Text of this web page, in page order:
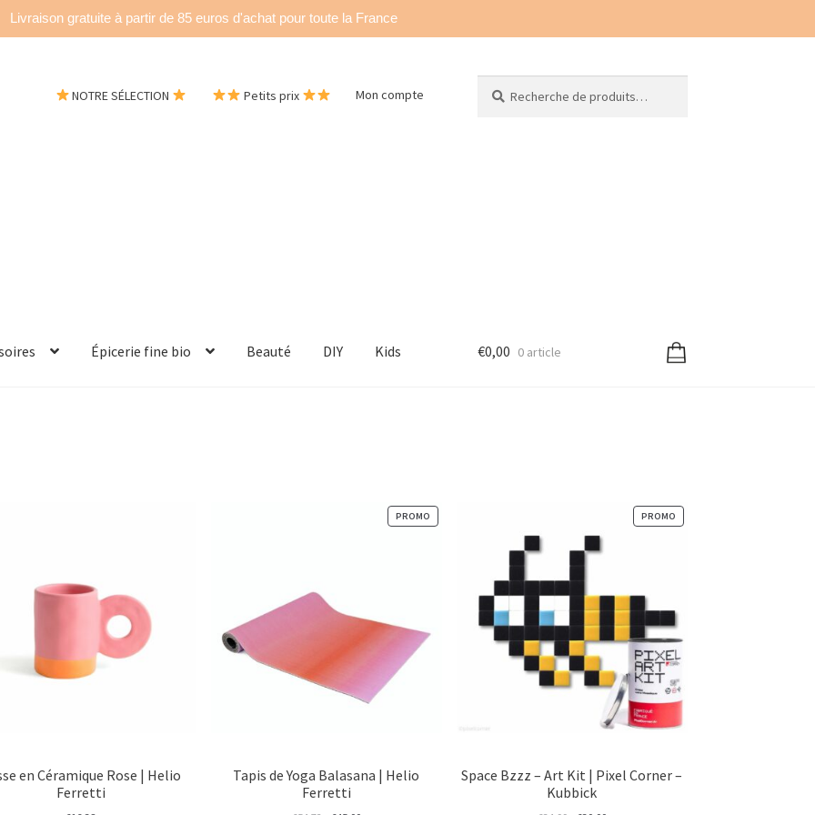
Livraison gratuite à partir de 85 euros d'achat pour toute la France
NOTRE SÉLECTION Petits prix Mon compte
pour :
Épicerie fine bio Beauté DIY Kids €0,00 0 article
en Céramique Rose | Helio
Ferretti
PROMO
EN
Tapis de Yoga Balasana | Helio
Ferretti
PROMO
EN
Space Bzzz – Art Kit | Pixel Corner –
Kubbick